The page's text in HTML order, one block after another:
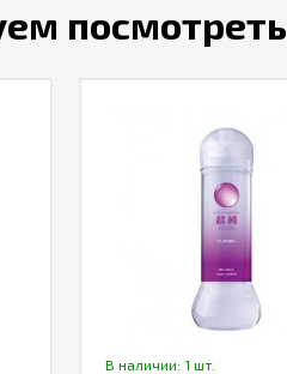
посмотреть
В наличии: 1 шт.